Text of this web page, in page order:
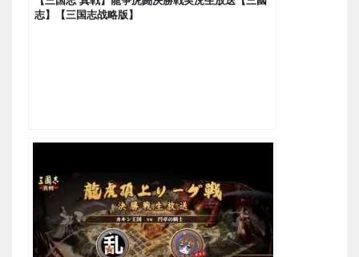
志】【三国志战略版】